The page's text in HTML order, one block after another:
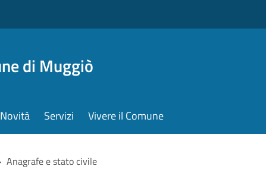
di Muggiò
Novità Servizi Vivere il Comune
Anagrafe e stato civile